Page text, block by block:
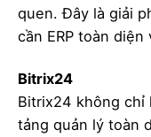
quen. Đây là giải
cần ERP toàn
Bitrix24
Bitrix24 không chỉ
tảng quản lý toàn